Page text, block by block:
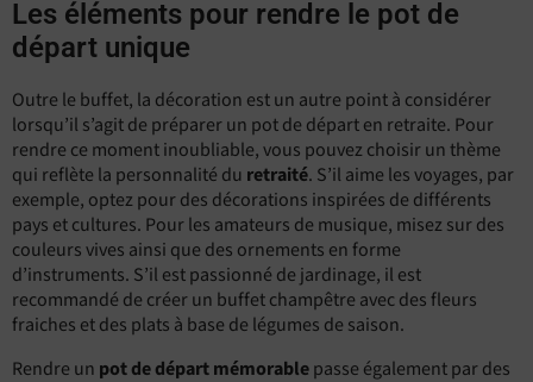
Les éléments pour rendre le pot de
départ unique
Outre le buffet, la décoration est un autre point à considérer
lorsqu’il s’agit de préparer un pot de départ en retraite. Pour
rendre ce moment inoubliable, vous pouvez choisir un thème
qui reflète la personnalité du retraité. S’il aime les voyages, par
exemple, optez pour des décorations inspirées de différents
pays et cultures. Pour les amateurs de musique, misez sur des
couleurs vives ainsi que des ornements en forme
d’instruments. S’il est passionné de jardinage, il est
recommandé de créer un buffet champêtre avec des fleurs
fraiches et des plats à base de légumes de saison.
Rendre un pot de départ mémorablepasse également par des